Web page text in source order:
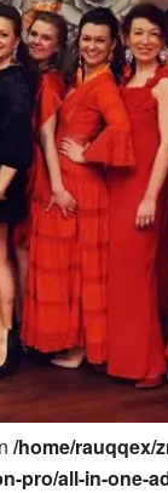
/home/rauqqex/
pro/all-in-one-